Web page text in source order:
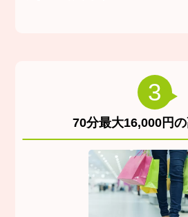
3
70分最大16,000円